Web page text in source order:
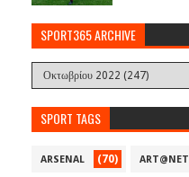
SPORT365 ARCHIVE
SPORT TAGS
ARSENAL (70) ART@NET